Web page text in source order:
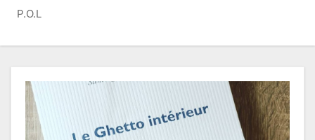
P.O.L